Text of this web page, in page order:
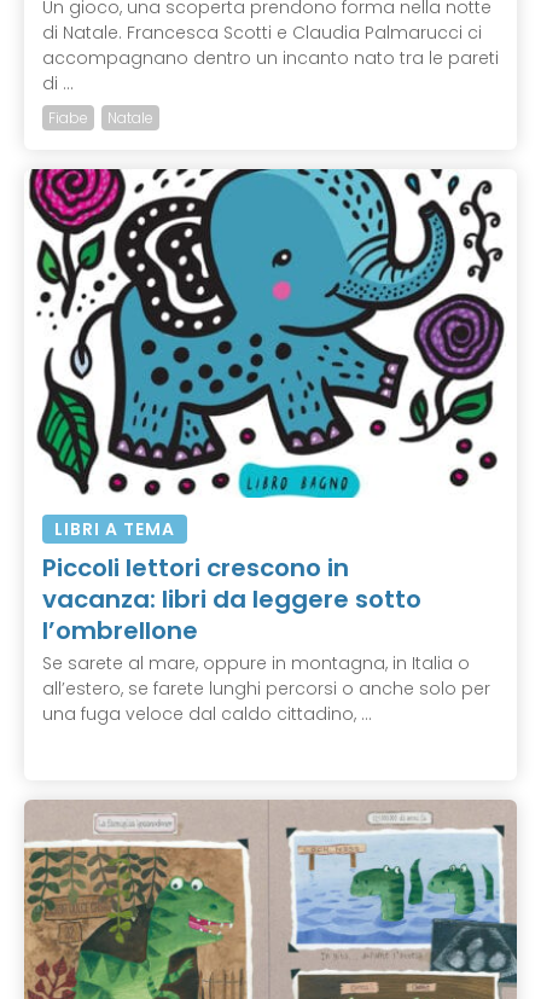
Un gioco, una scoperta prendono forma nella notte
di Natale. Francesca Scotti e Claudia Palmarucci ci
accompagnano dentro un incanto nato tra le pareti
di ...
Fiabe Natale
LIBRI A TEMA
Piccoli lettori crescono in
vacanza: libri da leggere sotto
l’ombrellone
Se sarete al mare, oppure in montagna, in Italia o
all’estero, se farete lunghi percorsi o anche solo per
una fuga veloce dal caldo cittadino, ...